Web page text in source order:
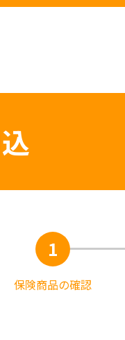
1
保険商品の確認